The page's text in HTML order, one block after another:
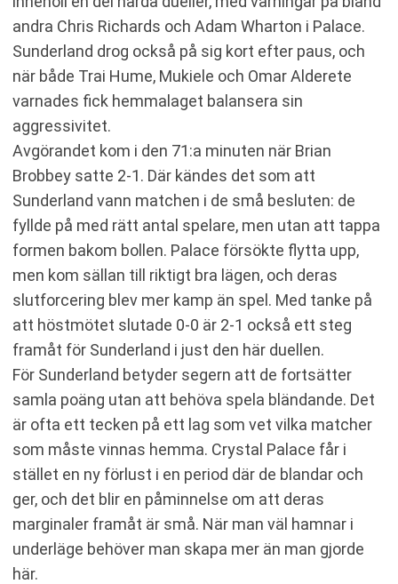
andra Chris Richards och Adam Wharton i Palace.
Sunderland drog också på sig kort efter paus, och
när både Trai Hume, Mukiele och Omar Alderete
varnades fick hemmalaget balansera sin
aggressivitet.
Avgörandet kom i den 71:a minuten när Brian
Brobbey satte 2-1. Där kändes det som att
Sunderland vann matchen i de små besluten: de
fyllde på med rätt antal spelare, men utan att tappa
formen bakom bollen. Palace försökte flytta upp,
men kom sällan till riktigt bra lägen, och deras
slutforcering blev mer kamp än spel. Med tanke på
att höstmötet slutade 0-0 är 2-1 också ett steg
framåt för Sunderland i just den här duellen.
För Sunderland betyder segern att de fortsätter
samla poäng utan att behöva spela bländande. Det
är ofta ett tecken på ett lag som vet vilka matcher
som måste vinnas hemma. Crystal Palace får i
stället en ny förlust i en period där de blandar och
ger, och det blir en påminnelse om att deras
marginaler framåt är små. När man väl hamnar i
underläge behöver man skapa mer än man gjorde
här.